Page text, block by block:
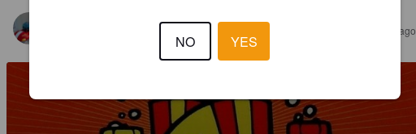
5 years ago
NO YES